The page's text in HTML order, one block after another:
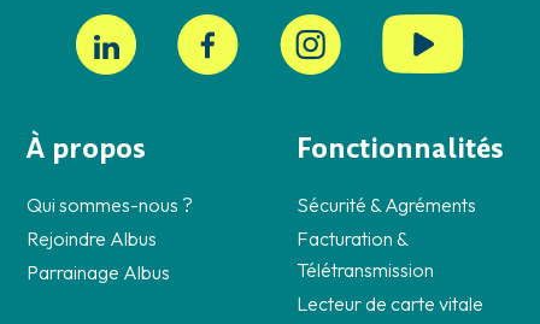
À propos
Qui sommes-nous ?
Rejoindre Albus
Parrainage Albus
Fonctionnalités
Sécurité & Agréments
Facturation &
Télétransmission
Lecteur de carte vitale